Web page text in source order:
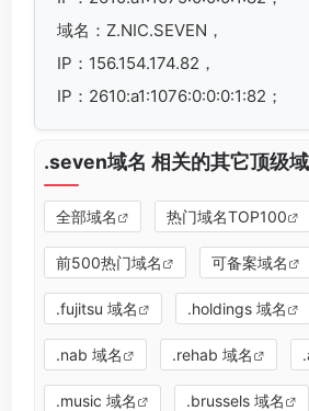
域名：Z.NIC.SEVEN，
IP：156.154.174.82，
IP：2610:a1:1076:0:0:0:1:82；
.seven域名 相关的其它顶级域
全部域名 热门域名TOP100
前500热门域名 可备案域名
.fujitsu 域名 .holdings 域名
.nab 域名 .rehab 域名
.music 域名 .brussels 域名